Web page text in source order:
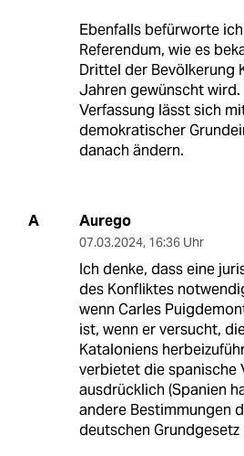
Ebenfalls befürworte
Referendum, wie es
Drittel der Bevölkerung
Jahren gewünscht wird.
Verfassung lässt sich
demokratischer
danach ändern.
A Aurego
07.03.2024, 16:36 Uhr
Ich denke, dass eine
des Konfliktes
wenn Carles
ist, wenn er versucht,
Kataloniens
verbietet die spanische
ausdrücklich (Spanien
andere Bestimmungen
deutschen Grundgesetz